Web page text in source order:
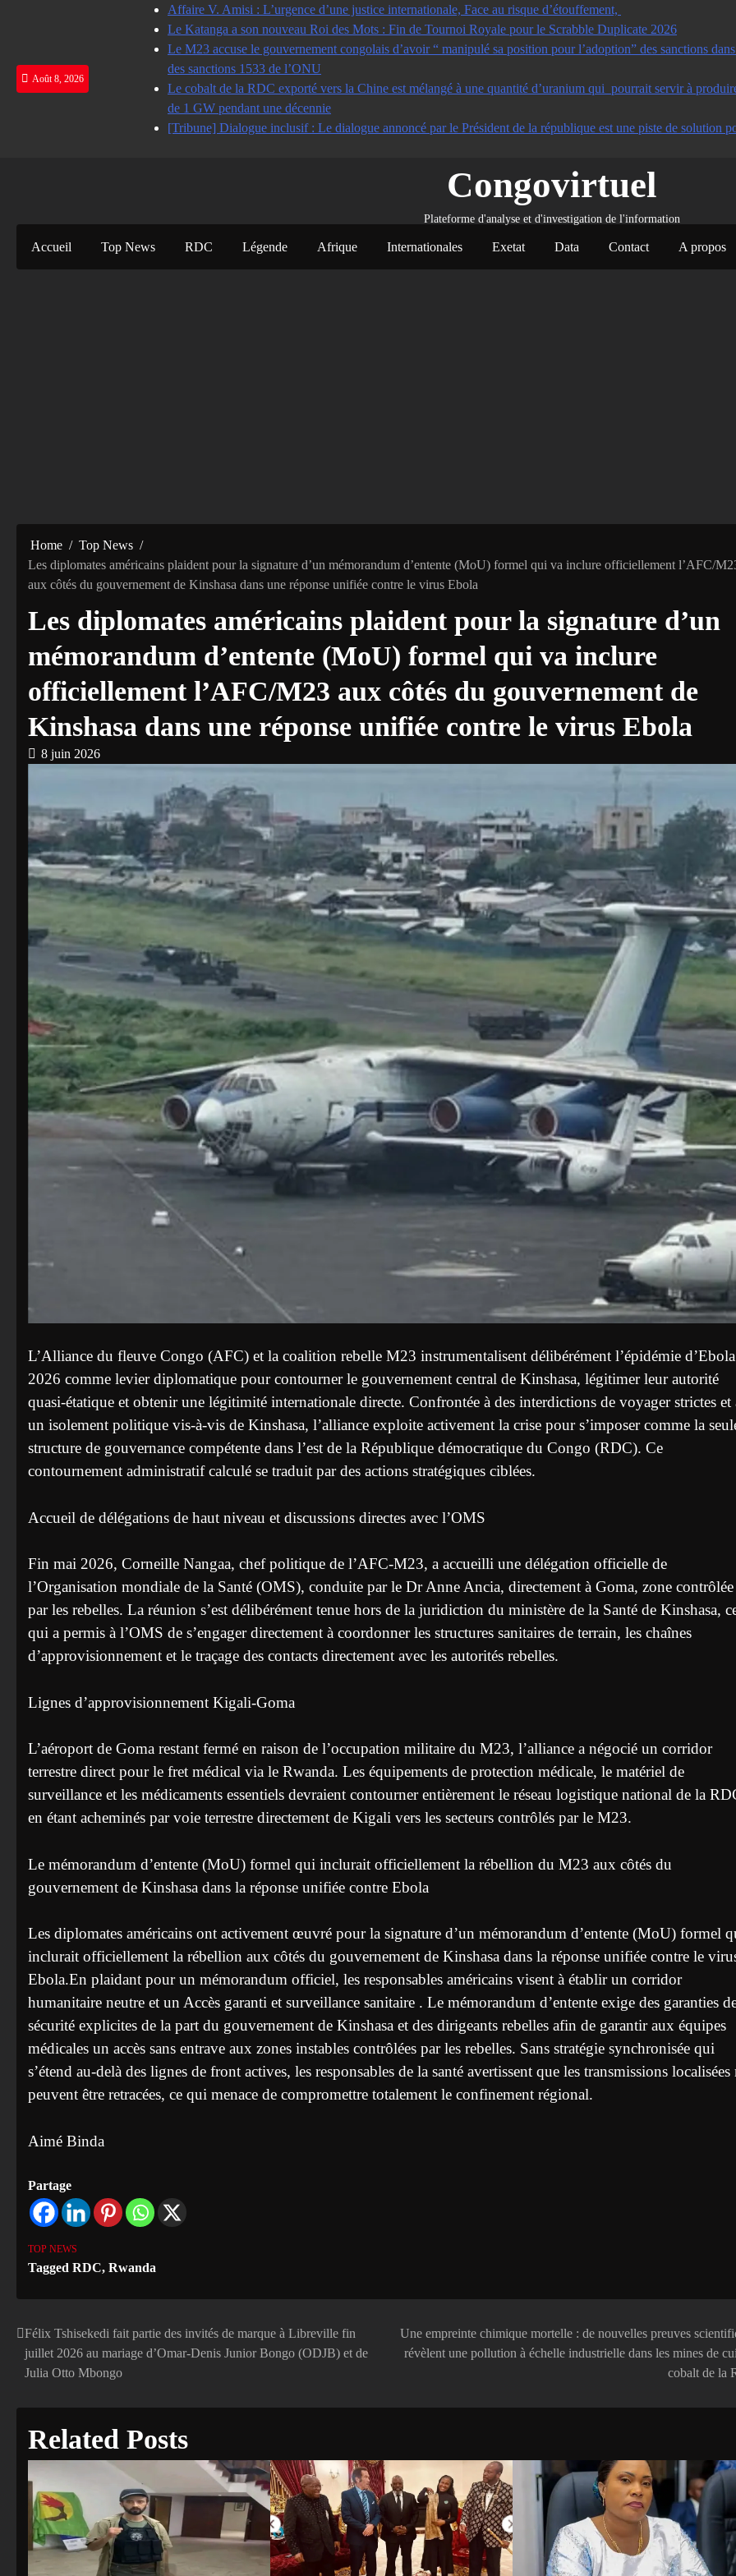
Août 8, 2026
Affaire V. Amisi : L’urgence d’une justice internationale, Face au risque d’étouffement,
Le Katanga a son nouveau Roi des Mots : Fin de Tournoi Royale pour le Scrabble Duplicate 2026
Le M23 accuse le gouvernement congolais d’avoir “ manipulé sa position pour l’adoption” des sanctions
des sanctions 1533 de l’ONU
Le cobalt de la RDC exporté vers la Chine est mélangé à une quantité d’uranium qui pourrait servir à
de 1 GW pendant une décennie
[Tribune] Dialogue inclusif : Le dialogue annoncé par le Président de la république est une piste de solution
Congovirtuel
Plateforme d'analyse et d'investigation de l'information
Accueil Top News RDC Légende Afrique Internationales Exetat Data Contact A propos
Home
Top News
Les diplomates américains plaident pour la signature d’un mémorandum d’entente (MoU) formel qui va inclure officiellement l’AFC/
aux côtés du gouvernement de Kinshasa dans une réponse unifiée contre le virus Ebola
Les diplomates américains plaident pour la signature d’un
mémorandum d’entente (MoU) formel qui va inclure
officiellement l’AFC/M23 aux côtés du gouvernement de
Kinshasa dans une réponse unifiée contre le virus Ebola
8 juin 2026
L’Alliance du fleuve Congo (AFC) et la coalition rebelle M23 instrumentalisent délibérément l’épidémie
2026 comme levier diplomatique pour contourner le gouvernement central de Kinshasa, légitimer leur autorité
quasi-étatique et obtenir une légitimité internationale directe. Confrontée à des interdictions de voyager strictes et
un isolement politique vis-à-vis de Kinshasa, l’alliance exploite activement la crise pour s’imposer comme la
structure de gouvernance compétente dans l’est de la République démocratique du Congo (RDC). Ce
contournement administratif calculé se traduit par des actions stratégiques ciblées.
Accueil de délégations de haut niveau et discussions directes avec l’OMS
Fin mai 2026, Corneille Nangaa, chef politique de l’AFC-M23, a accueilli une délégation officielle de
l’Organisation mondiale de la Santé (OMS), conduite par le Dr Anne Ancia, directement à Goma, zone contrôlée
par les rebelles. La réunion s’est délibérément tenue hors de la juridiction du ministère de la Santé de Kinshasa,
qui a permis à l’OMS de s’engager directement à coordonner les structures sanitaires de terrain, les chaînes
d’approvisionnement et le traçage des contacts directement avec les autorités rebelles.
Lignes d’approvisionnement Kigali-Goma
L’aéroport de Goma restant fermé en raison de l’occupation militaire du M23, l’alliance a négocié un corridor
terrestre direct pour le fret médical via le Rwanda. Les équipements de protection médicale, le matériel de
surveillance et les médicaments essentiels devraient contourner entièrement le réseau logistique national de la
en étant acheminés par voie terrestre directement de Kigali vers les secteurs contrôlés par le M23.
Le mémorandum d’entente (MoU) formel qui inclurait officiellement la rébellion du M23 aux côtés du
gouvernement de Kinshasa dans la réponse unifiée contre Ebola
Les diplomates américains ont activement œuvré pour la signature d’un mémorandum d’entente (MoU) formel
inclurait officiellement la rébellion aux côtés du gouvernement de Kinshasa dans la réponse unifiée contre le
Ebola.En plaidant pour un mémorandum officiel, les responsables américains visent à établir un corridor
humanitaire neutre et un Accès garanti et surveillance sanitaire . Le mémorandum d’entente exige des garanties
sécurité explicites de la part du gouvernement de Kinshasa et des dirigeants rebelles afin de garantir aux équipes
médicales un accès sans entrave aux zones instables contrôlées par les rebelles. Sans stratégie synchronisée qui
s’étend au-delà des lignes de front actives, les responsables de la santé avertissent que les transmissions localisées
peuvent être retracées, ce qui menace de compromettre totalement le confinement régional.
Aimé Binda
Partage
TOP NEWS
Tagged RDC, Rwanda
Navigation
de
Félix Tshisekedi fait partie des invités de marque à Libreville fin
juillet 2026 au mariage d’Omar-Denis Junior Bongo (ODJB) et de
Julia Otto Mbongo
Une empreinte chimique mortelle : de nouvelles preuves
révèlent une pollution à échelle industrielle dans les mines de
cobalt de la
Related Posts